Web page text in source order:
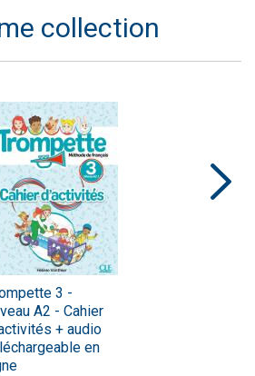
collection
3 -
A2 - Cahier
+ audio
en